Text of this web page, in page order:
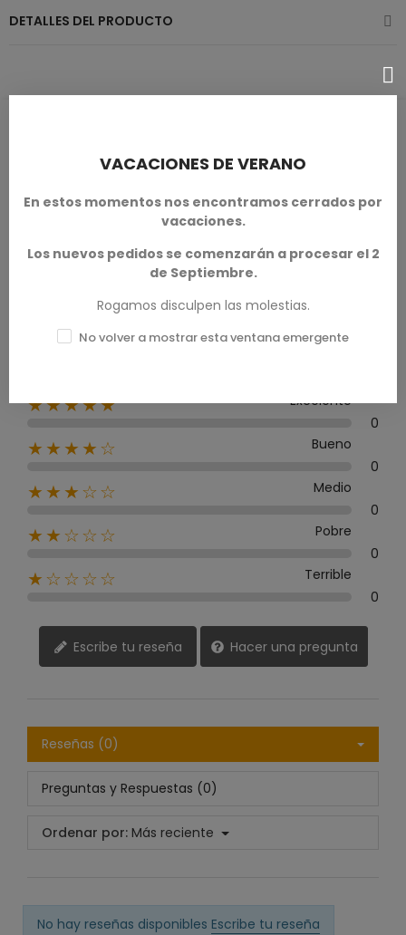
DETALLES DEL PRODUCTO
Calificación media
0.0
0 Reseña
★★★★★
Excelente
0
★★★★☆
Bueno
0
★★★☆☆
Medio
0
★★☆☆☆
Pobre
0
★☆☆☆☆
Terrible
0
Escribe tu reseña Hacer una pregunta
Reseñas (0)
Preguntas y Respuestas (0)
Ordenar por: Más reciente
No hay reseñas disponibles Escribe tu reseña
VACACIONES DE VERANO
En estos momentos nos encontramos cerrados por
vacaciones.
Los nuevos pedidos se comenzarán a procesar el 2
de Septiembre.
Rogamos disculpen las molestias.
No volver a mostrar esta ventana emergente